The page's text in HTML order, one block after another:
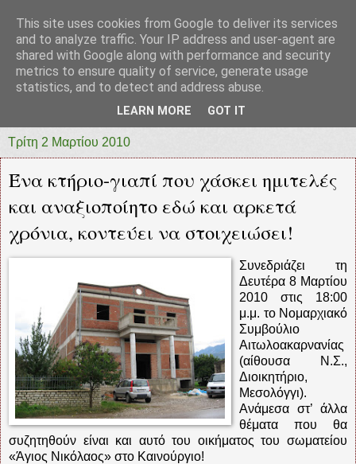
prototypia
"ΠΡΩΤΟΤΥΠΙΑ" * ΑΝΕΞΑΡΤΗΤΗ-ΗΛΕΚΤΡΟΝΙΚΗ-
Τρίτη 2 Μαρτίου 2010
Ένα κτήριο-γιαπί που χάσκει ημιτελές
και αναξιοποίητο εδώ και αρκετά
χρόνια, κοντεύει να στοιχειώσει!
Συνεδριάζει τη
Δευτέρα 8 Μαρτίου
2010 στις 18:00
μ.μ. το Νομαρχιακό
Συμβούλιο
Αιτωλοακαρνανίας
(αίθουσα Ν.Σ.,
Διοικητήριο,
Μεσολόγγι).
Ανάμεσα στ’ άλλα
θέματα που θα
συζητηθούν είναι και αυτό του οικήματος του σωματείου
«Άγιος Νικόλαος» στο Καινούργιο!
This site uses cookies from Google to deliver its services
and to analyze traffic. Your IP address and user-agent are
shared with Google along with performance and security
metrics to ensure quality of service, generate usage
statistics, and to detect and address abuse.
LEARN MORE GOT IT